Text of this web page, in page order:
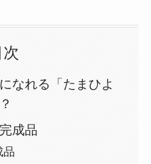
次
なれる「たまひよ
成品
品